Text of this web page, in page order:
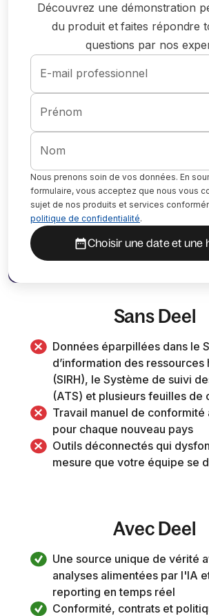
Découvrez une démonstration
du produit et faites répondre
questions par nos
E-mail professionnel
Prénom
Nom
Nous prenons soin de vos données. En
formulaire, vous acceptez que nous vous
sujet de nos produits et services
politique de confidentialité.
Choisir une date et une
Sans Deel
Données éparpillées dans le
d’information des ressources
(SIRH), le Système de suivi
(ATS) et plusieurs feuilles de
Travail manuel de
pour chaque nouveau pays
Outils déconnectés qui
mesure que votre équipe se
Avec Deel
Une source unique de vérité
analyses alimentées par l'IA
reporting en temps réel
Conformité, contrats et